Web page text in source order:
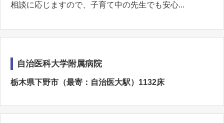
相談に応じますので、子育て中の先生でも安心...
自治医科大学附属病院
栃木県下野市（最寄：自治医大駅）1132床